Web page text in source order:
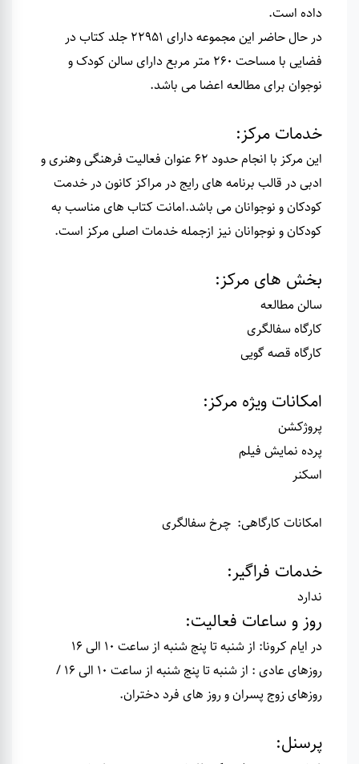
داده است.
در حال حاضر این مجموعه دارای 22951 جلد کتاب در
فضایی با مساحت 260 متر مربع دارای سالن کودک و
نوجوان برای مطالعه اعضا می باشد.
خدمات مرکز:
این مرکز با انجام حدود 62 عنوان فعالیت فرهنگی وهنری و
ادبی در قالب برنامه های رایج در مراکز کانون در خدمت
کودکان و نوجوانان می باشد.امانت کتاب های مناسب به
کودکان و نوجوانان نیز ازجمله خدمات اصلی مرکز است.
بخش های مرکز:
سالن مطالعه
کارگاه سفالگری
کارگاه قصه گویی
امکانات ویژه مرکز:
پروژکشن
پرده نمایش فیلم
اسکنر
امکانات کارگاهی: چرخ سفالگری
خدمات فراگیر:
ندارد
روز و ساعات فعالیت:
در ایام کرونا: از شنبه تا پنج شنبه از ساعت 10 الی 16
روزهای عادی : از شنبه تا پنج شنبه از ساعت 10 الی 16 /
روزهای زوج پسران و روز های فرد دختران.
پرسنل: